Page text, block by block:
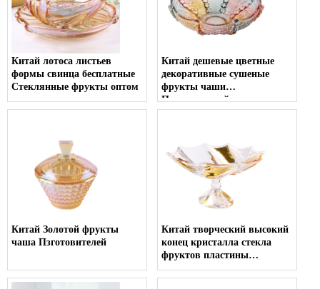
Китай лотоса листьев
формы свинца бесплатные
Стеклянные фрукты оптом
Китай дешевые цветные
декоративные сушеные
фрукты чаши
Пзготовителей
Китай Золотой фрукты
чаша Пзготовителей
Китай творческий высокий
конец кристалла стекла
фруктов пластины
поставщик